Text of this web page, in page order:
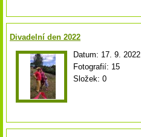
Divadelní den 2022
Datum: 17. 9. 2022
Fotografií: 15
Složek: 0